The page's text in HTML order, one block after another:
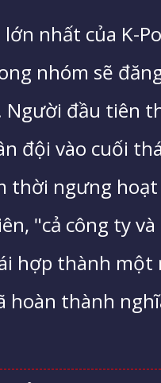
lớn nhất của K-
nhóm sẽ
Người đầu tiên
đội vào cuối
thời ngưng
"cả công ty
hợp thành một
hoàn thành